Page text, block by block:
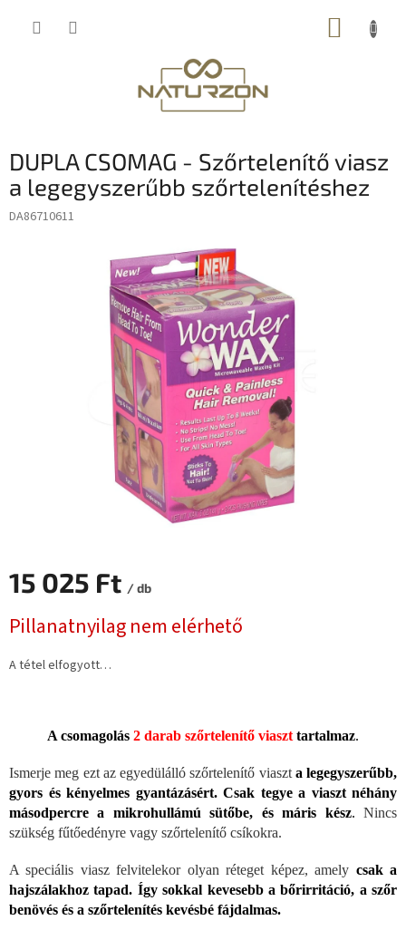
KOSÁR
DUPLA CSOMAG - Szőrtelenítő viasz
a legegyszerűbb szőrtelenítéshez
DA86710611
15 025 Ft / db
Pillanatnyilag nem elérhető
A tétel elfogyott…
A csomagolás 2 darab szőrtelenítő viaszt tartalmaz.
Ismerje meg ezt az egyedülálló szőrtelenítő viaszt a legegyszerűbb,
gyors és kényelmes gyantázásért. Csak tegye a viaszt néhány
másodpercre a mikrohullámú sütőbe, és máris kész. Nincs
szükség fűtőedényre vagy szőrtelenítő csíkokra.
A speciális viasz felvitelekor olyan réteget képez, amely csak a
hajszálakhoz tapad. Így sokkal kevesebb a bőrirritáció, a szőr
benövés és a szőrtelenítés kevésbé fájdalmas.